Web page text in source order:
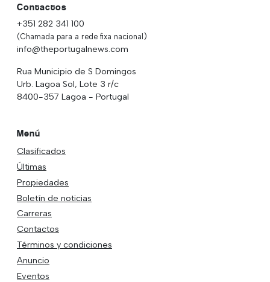
Contactos
+351 282 341 100
(Chamada para a rede fixa nacional)
info@theportugalnews.com
Rua Municipio de S Domingos
Urb. Lagoa Sol, Lote 3 r/c
8400-357 Lagoa - Portugal
Menú
Clasificados
Últimas
Propiedades
Boletín de noticias
Carreras
Contactos
Términos y condiciones
Anuncio
Eventos